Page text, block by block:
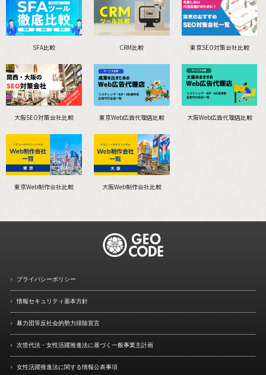
SFA比較 CRM比較 東京SEO対策会社比較
大阪SEO対策会社比較 東京Web広告代理店比較 大阪Web広告代理店比較
東京Web制作会社比較 大阪Web制作会社比較
プライバシーポリシー
情報セキュリティ基本方針
暴力団等反社会的勢力排除宣言
次世代法・女性活躍推進法に基づく一般事業主計画
女性活躍推進法に関する情報公表事項